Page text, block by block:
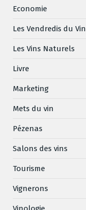
Economie
Les Vendredis du Vin
Les Vins Naturels
Livre
Marketing
Mets du vin
Pézenas
Salons des vins
Tourisme
Vignerons